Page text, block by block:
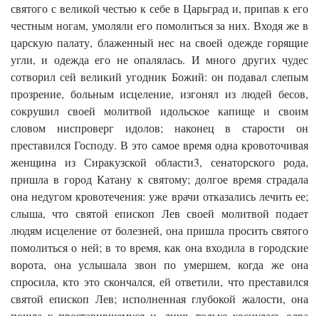
святого с великой честью к себе в Царьград и, припав к его
честным ногам, умоляли его помо­литься за них. Входя же в
царскую палату, блаженный нес на своей одежде горящие
угли, и одежда его не опалялась. И много других чудес
сотворил сей великий угодник Божий: он подавал слепым
прозрение, больным исцеление, изгонял из людей бесов,
сокрушил своей молитвой идольское капище и своим
словом ниспроверг идолов; наконец в старости он
преставился Господу. В это самое время одна кровоточивая
жен­щина из Сиракузской области3, сенаторского рода,
пришла в город Катану к святому; долгое время страдала
она недугом кровотечения: уже врачи отказались лечить ее;
слыша, что святой епископ Лев своей молитвой подает
людям исцеление от болезней, она пришла просить святого
помолиться о ней; в то время, как она входила в городские
ворота, она услышала звон по умершем, когда же она
спросила, кто это скончался, ей ответили, что преставился
святой епископ Лев; исполненная глубокой жалости, она